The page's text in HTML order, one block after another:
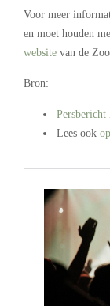
Voor meer
en moet houden
website van de
Bron:
Lees ook